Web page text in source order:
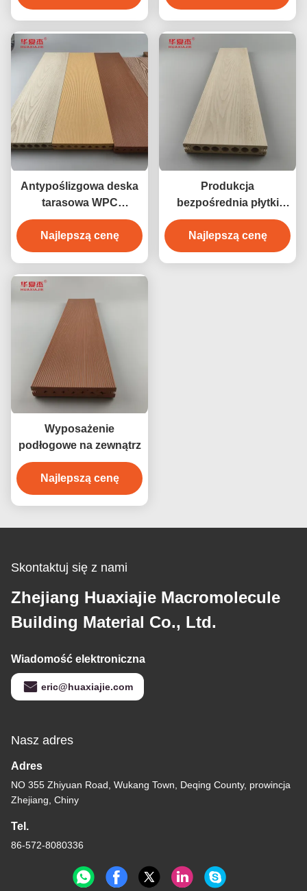
Antypoślizgowa deska
tarasowa WPC
Kompozytowa
wykładzina podłogowa
140 x 25 mm brązowa
Najlepszą cenę
Produkcja
bezpośrednia płytki
podłogowe wpc z
drewna cedrowego wpc
wodoodporne
Najlepszą cenę
Wyposażenie
podłogowe na zewnątrz
Najlepszą cenę
Skontaktuj się z nami
Zhejiang Huaxiajie Macromolecule
Building Material Co., Ltd.
Wiadomość elektroniczna
eric@huaxiajie.com
Nasz adres
Adres
NO 355 Zhiyuan Road, Wukang Town, Deqing County, prowincja
Zhejiang, Chiny
Tel.
86-572-8080336